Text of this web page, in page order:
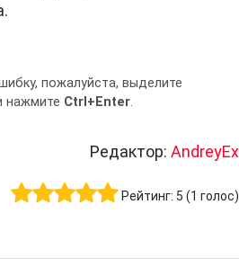
пожалуйста, выделите
нажмите Ctrl+Enter.
Редактор: AndreyEx
Рейтинг: 5 (1 голос)